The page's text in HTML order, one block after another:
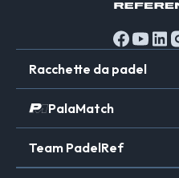
Racchette da padel
PalaMatch
Team PadelRef